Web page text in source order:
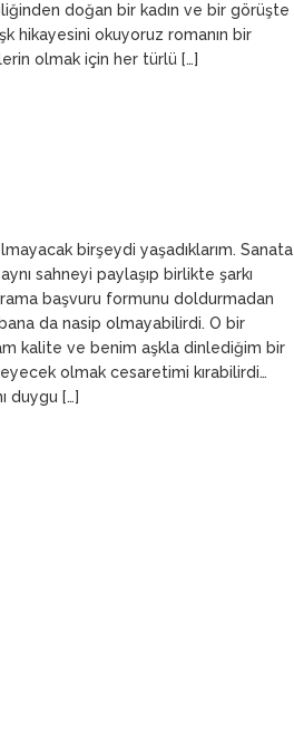
doğan bir kadın ve bir görüşte
hikayesini okuyoruz romanın bir
olmak için her türlü […]
birşeydi yaşadıklarım. Sanata
sahneyi paylaşıp birlikte şarkı
başvuru formunu doldurmadan
da nasip olmayabilirdi. O bir
kalite ve benim aşkla dinlediğim bir
olmak cesaretimi kırabilirdi…
duygu […]